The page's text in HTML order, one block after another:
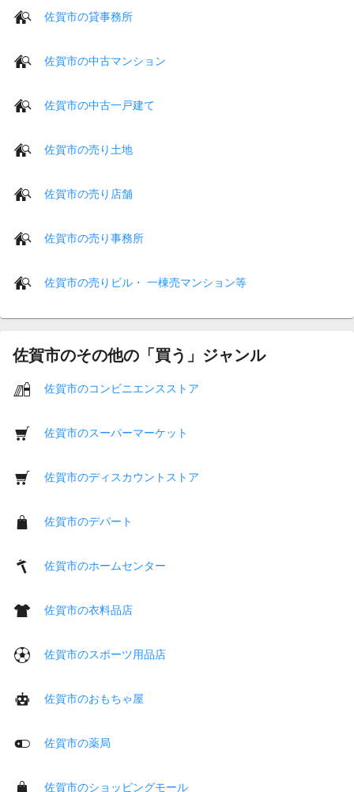
佐賀市の貸事務所
佐賀市の中古マンション
佐賀市の中古一戸建て
佐賀市の売り土地
佐賀市の売り店舗
佐賀市の売り事務所
佐賀市の売りビル・ 一棟売マンション等
佐賀市のその他の「買う」ジャンル
佐賀市のコンビニエンスストア
佐賀市のスーパーマーケット
佐賀市のディスカウントストア
佐賀市のデパート
佐賀市のホームセンター
佐賀市の衣料品店
佐賀市のスポーツ用品店
佐賀市のおもちゃ屋
佐賀市の薬局
佐賀市のショッピングモール